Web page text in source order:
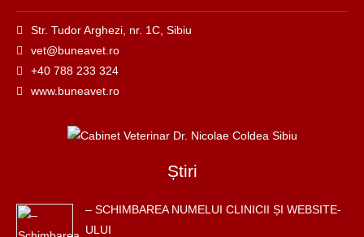
Str. Tudor Arghezi, nr. 1C, Sibiu
vet@buneavet.ro
+40 788 233 324
www.buneavet.ro
Știri
– SCHIMBAREA NUMELUI CLINICII ȘI WEBSITE-
ULUI